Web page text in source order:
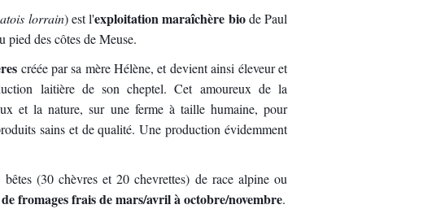
lorrain) est l'exploitation maraîchère biode Paul
des côtes de Meuse.
créée par sa mère Hélène, et devient ainsi éleveur et
laitière de son cheptel. Cet amoureux de la
et la nature, sur une ferme à taille humaine, pour
sains et de qualité. Une production évidemment
(30 chèvres et 20 chevrettes) de race alpine ou
fromages frais de mars/avril à octobre/novembre.